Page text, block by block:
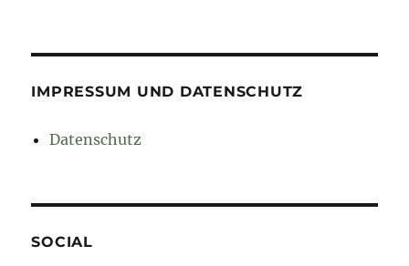
IMPRESSUM UND DATENSCHUTZ
Datenschutz
SOCIAL